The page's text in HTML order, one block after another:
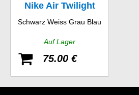
Nike Air Twilight
Schwarz Weiss Grau Blau
Auf Lager
75.00 €